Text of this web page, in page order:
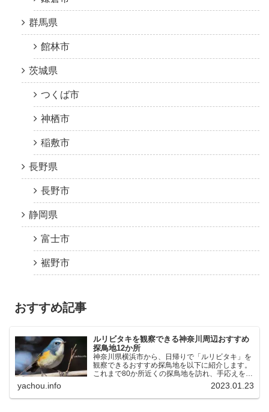
群馬県
館林市
茨城県
つくば市
神栖市
稲敷市
長野県
長野市
静岡県
富士市
裾野市
おすすめ記事
ルリビタキを観察できる神奈川周辺おすすめ
探鳥地12か所
神奈川県横浜市から、日帰りで「ルリビタキ」を
観察できるおすすめ探鳥地を以下に紹介します。
これまで80か所近くの探鳥地を訪れ、手応えを感
じた場所です。以下、★ が多いほど観察しやす
く、出現頻度が高いと感じた場所です。 北本自然
観察公園：埼玉県...
yachou.info 2023.01.23